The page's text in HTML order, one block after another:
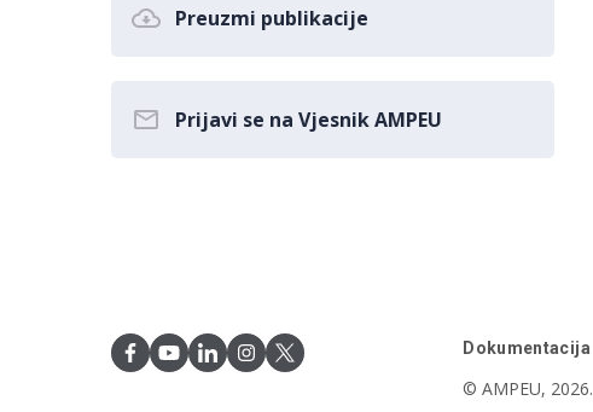
Preuzmi publikacije
Prijavi se na Vjesnik AMPEU
Dokumentacija
© AMPEU, 2026.